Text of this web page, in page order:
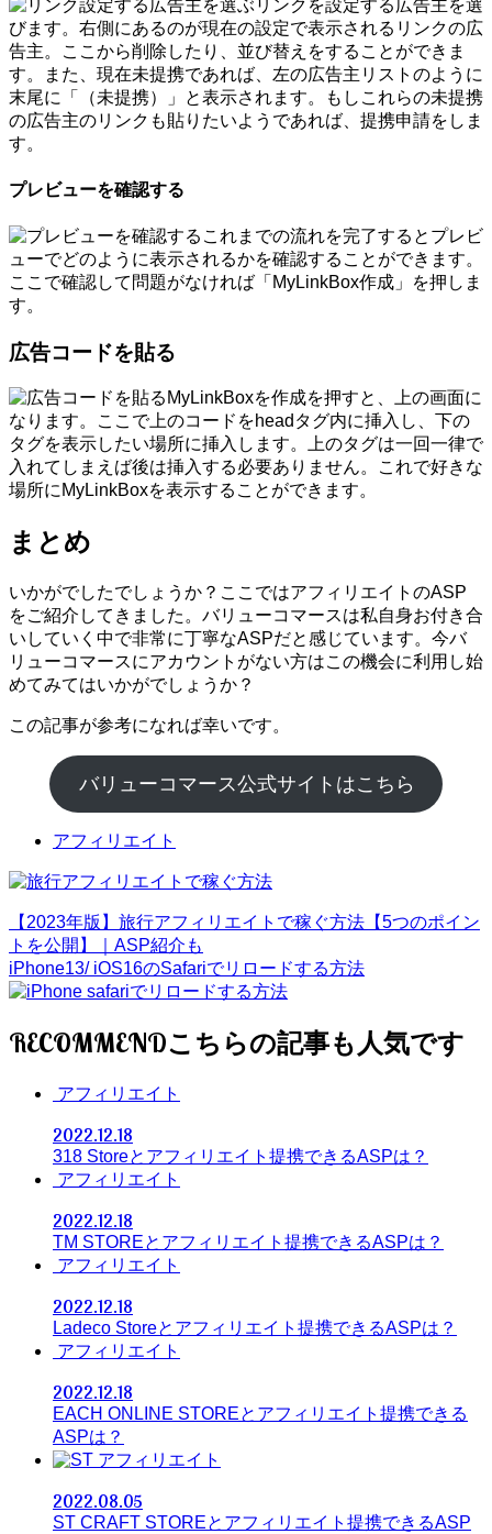
リンクを設定する広告主を選
びます。右側にあるのが現在の設定で表示されるリンクの広
告主。ここから削除したり、並び替えをすることができま
す。また、現在未提携であれば、左の広告主リストのように
末尾に「（未提携）」と表示されます。もしこれらの未提携
の広告主のリンクも貼りたいようであれば、提携申請をしま
す。
プレビューを確認する
これまでの流れを完了するとプレビ
ューでどのように表示されるかを確認することができます。
ここで確認して問題がなければ「MyLinkBox作成」を押しま
す。
広告コードを貼る
MyLinkBoxを作成を押すと、上の画面に
なります。ここで上のコードをheadタグ内に挿入し、下の
タグを表示したい場所に挿入します。上のタグは一回一律で
入れてしまえば後は挿入する必要ありません。これで好きな
場所にMyLinkBoxを表示することができます。
まとめ
いかがでしたでしょうか？ここではアフィリエイトのASP
をご紹介してきました。バリューコマースは私自身お付き合
いしていく中で非常に丁寧なASPだと感じています。今バ
リューコマースにアカウントがない方はこの機会に利用し始
めてみてはいかがでしょうか？
この記事が参考になれば幸いです。
バリューコマース公式サイトはこちら
アフィリエイト
【2023年版】旅行アフィリエイトで稼ぐ方法【5つのポイン
トを公開】｜ASP紹介も
iPhone13/ iOS16のSafariでリロードする方法
RECOMMEND
アフィリエイト
2022.12.18
318 Storeとアフィリエイト提携できるASPは？
アフィリエイト
2022.12.18
TM STOREとアフィリエイト提携できるASPは？
アフィリエイト
2022.12.18
Ladeco Storeとアフィリエイト提携できるASPは？
アフィリエイト
2022.12.18
EACH ONLINE STOREとアフィリエイト提携できる
ASPは？
アフィリエイト
2022.08.05
ST CRAFT STOREとアフィリエイト提携できるASP